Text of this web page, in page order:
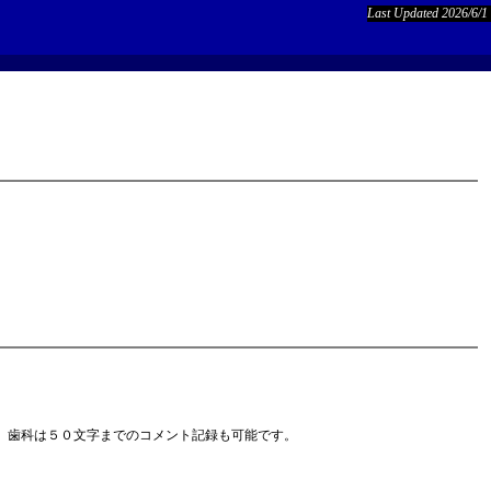
Last Updated 2026/6/1
科は５０文字までのコメント記録も可能です。